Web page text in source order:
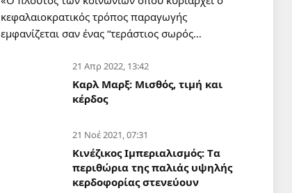
κεφαλαιοκρατικός τρόπος παραγωγής
εμφανίζεται σαν ένας “τεράστιος σωρός…
21 Απρ 2022, 13:42
Καρλ Μαρξ: Μισθός, τιμή και
κέρδος
21 Νοέ 2021, 07:31
Κινέζικος Ιμπεριαλισμός: Tα
περιθώρια της παλιάς υψηλής
κερδοφορίας στενεύουν